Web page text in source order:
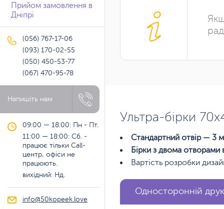
Ультра-бірки
Стандартний отвір — 3
Бірки з двома
Вартість розробки
Односторонній друк
Прийом замовлення в
Дніпрі
(056) 767-17-06
(093) 170-02-55
(050) 450-53-77
(067) 470-95-78
Напишіть нам
09:00 — 18:00: Пн - Пт.
11:00 — 18:00: Сб. -
працює тільки Call-
центр, офіси не
працюють.
вихідний: Нд.
info@50kopeek.love